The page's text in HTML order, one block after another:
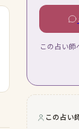
この占い
この占い